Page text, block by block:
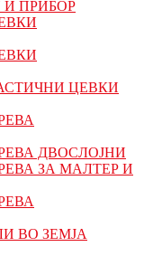
ПРИБОР
ЦЕВКИ
ДВОСЛОЈНИ
ЗА МАЛТЕР И
ВО ЗЕМЈА